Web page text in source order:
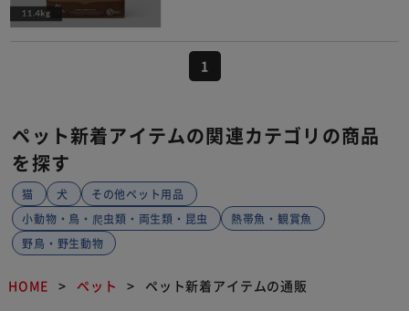
1
ペット新着アイテムの関連カテゴリの商品
を探す
猫 犬
その他ペット用品
小動物・鳥・爬虫類・両生類・昆虫
熱帯魚・観賞魚
野鳥・野生動物
HOME ペット ペット新着アイテムの通販